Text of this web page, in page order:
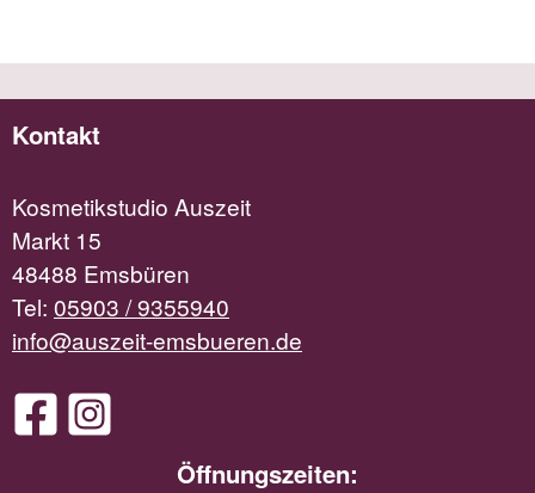
Kontakt
Kosmetikstudio Auszeit
Markt 15
48488 Emsbüren
Tel: 05903 / 9355940
info@auszeit-emsbueren.de
Öffnungszeiten: